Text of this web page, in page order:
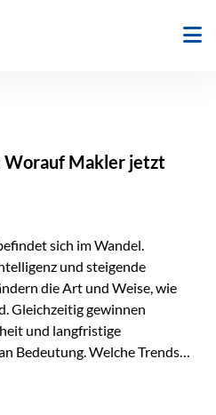
Worauf Makler jetzt
sich im Wandel.
und steigende
die Art und Weise, wie
Gleichzeitig gewinnen
und langfristige
Bedeutung. Welche Trends
und KI verändern die